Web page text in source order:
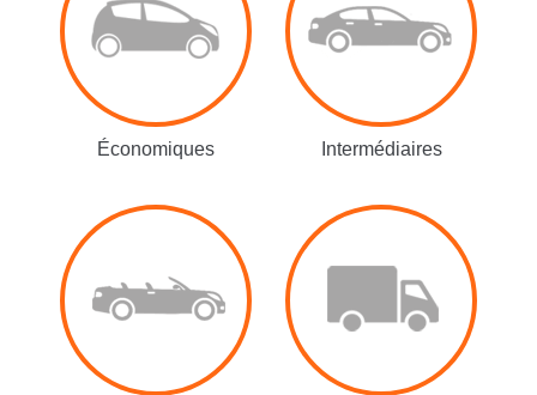
Économiques Intermédiaires